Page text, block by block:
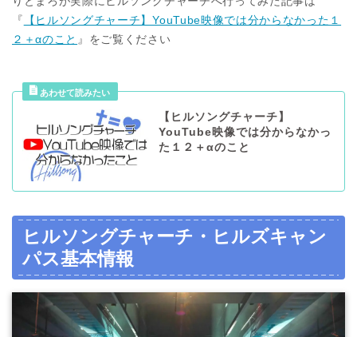
『
【ヒルソングチャーチ】YouTube映像では分からなかった１
２＋αのこと 』をご覧ください
【ヒルソングチャーチ】
YouTube映像では分からなかっ
た１２＋αのこと
ヒルソングチャーチ・ヒルズキャン
パス基本情報